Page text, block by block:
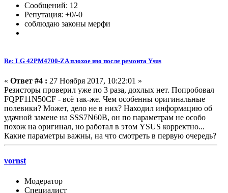
Сообщений: 12
Репутация: +0/-0
соблюдаю законы мерфи
Re: LG 42PM4700-ZA плохое изо после ремонта Ysus
« Ответ #4 : 27 Ноября 2017, 10:22:01 »
Резисторы проверил уже по 3 раза, дохлых нет. Попробовал
FQPF11N50CF - всё так-же. Чем особенны оригинальные
полевики? Может, дело не в них? Находил информацию об
удачной замене на SSS7N60B, он по параметрам не особо
похож на оригинал, но работал в этом YSUS корректно...
Какие параметры важны, на что смотреть в первую очередь?
vornst
Модератор
Специалист